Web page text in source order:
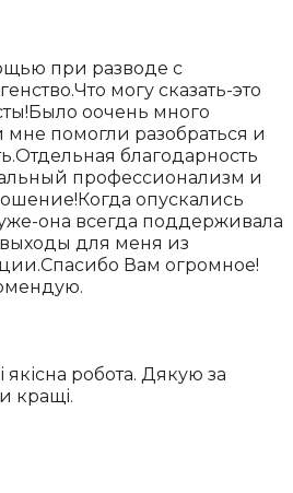
при разводе с
могу сказать-это
оочень много
помогли разобраться и
благодарность
профессионализм и
опускались
она всегда поддерживала
для меня из
Вам огромное!
якісна робота. Дякую за
кращі.